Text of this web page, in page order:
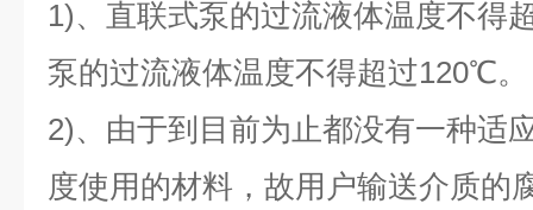
1)、直联式泵的过流液体温度不得
泵的过流液体温度不得超过120℃
2)、由于到目前为止都没有一种适
度使用的材料，故用户输送介质的